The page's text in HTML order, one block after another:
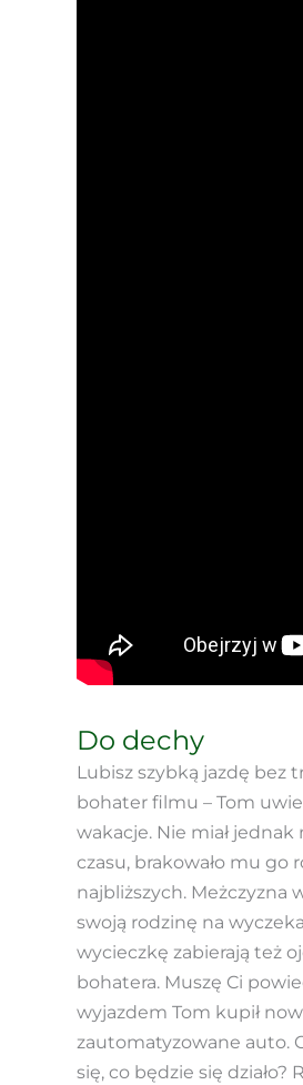
Do dechy
Lubisz szybką jazdę bez
bohater filmu – Tom
wakacje. Nie miał
czasu, brakowało mu go
najbliższych. Meżczyzna
swoją rodzinę na
wycieczkę zabierają też
bohatera. Muszę Ci
wyjazdem Tom kupił
zautomatyzowane auto.
się, co będzie się działo?